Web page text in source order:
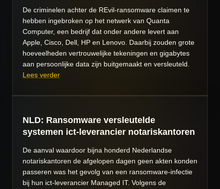
De criminelen achter de REvil-ransomware claimen te
hebben ingebroken op het netwerk van Quanta
Computer, een bedrijf dat onder andere levert aan
Apple, Cisco, Dell, HP en Lenovo. Daarbij zouden grote
hoeveelheden vertrouwelijke tekeningen en gigabytes
aan persoonlijke data zijn buitgemaakt en versleuteld.
Lees verder
NLD: Ransomware versleutelde
systemen ict-leverancier notariskantoren
De aanval waardoor bijna honderd Nederlandse
notariskantoren de afgelopen dagen geen akten konden
passeren was het gevolg van een ransomware-infectie
bij hun ict-leverancier Managed IT. Volgens de